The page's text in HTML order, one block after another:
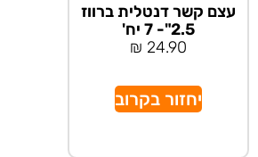
עצם קשר דנטלית ברווז
2.5"- 7 יח'
24.90
₪
יחזור בקרוב